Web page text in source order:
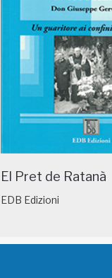
El Pret de Ratanà
EDB Edizioni